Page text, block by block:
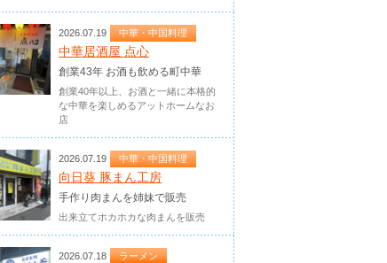
2026.07.19 中華・中国料理
中華居酒屋 点心
創業43年 お酒も飲める町中華
創業40年以上、お酒と一緒に本格的
な中華を楽しめるアットホームなお
店
2026.07.19 中華・中国料理
向日葵 豚まん工房
手作り肉まんを姉妹で販売
出来立てホカホカな肉まんを販売
2026.07.18 ラーメン